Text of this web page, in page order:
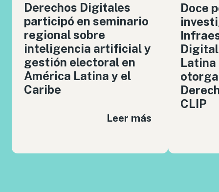
Derechos Digitales
participó en seminario
regional sobre
inteligencia artificial y
gestión electoral en
América Latina y el
Caribe
Leer más
Doce
Latina
CLIP